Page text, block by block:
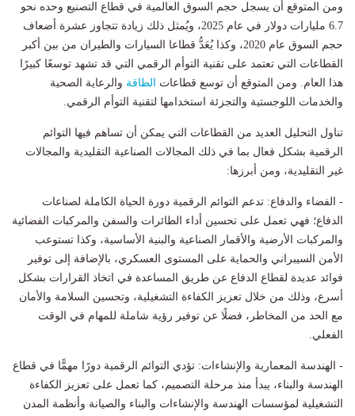
ومن المتوقع أن يسجل حجم السوق العالمية في قطاع التصنيع وحده نحو
6.7 مليارات دولار في عام 2025، ويُمثل ذلك زيادة تتجاوز عشرة أضعاف
حجم السوق عام 2020، وكذا يُعَدُّ قطاعا السيارات والطيران من بين أكبر
القطاعات التي تعتمد على تقنية التوأم الرقمي التي قد تشهد توسعًا كبيرًا
هذا العام. ومن المتوقع أن توسع قطاعات
الطاقة والرعاية الصحية
والخدمات اللوجستية والتجزئة استخدامها لتقنية التوأم الرقمي.
تناول التحليل العديد من القطاعات التي يمكن أن تساهم فيها التوائم
الرقمية بشكل فعال بما في ذلك المجالات الصناعية التقليدية والمجالات
غير التقليدية، ومن أبرزها:
- الفضاء والدفاع: تدعم التوائم الرقمية دورة الحياة الكاملة لصناعات
الدفاع؛ فهي تعمل على تحسين أداء الطائرات والسفن والمركبات الفضائية
والمركبات الأرضية والأقمار الصناعية والبنية الأساسية، وكذا تستوعب
الأمن السيبراني والحماية على المستوى العسكري، بالإضافة إلى توفير
فوائد عديدة لقطاع الدفاع عن طريق المساعدة في اتخاذ القرارات بشكل
أسرع، وذلك من خلال تعزيز الكفاءة التشغيلية، وتحسين السلامة والأمان
مع الحد من المخاطر، فضلًا عن توفير رؤية شاملة للمهام في الوقت
الفعلي.
- الهندسة المعمارية والإنشاءات: تؤدي التوائم الرقمية دورًا مهمًّا في قطاع
الهندسة والبناء، يبدأ منذ مرحلة التصميم، كما تعمل على تعزيز الكفاءة
التشغيلية لمؤسسات الهندسة والإنشاءات والبناء والصيانة وأنظمة المدن